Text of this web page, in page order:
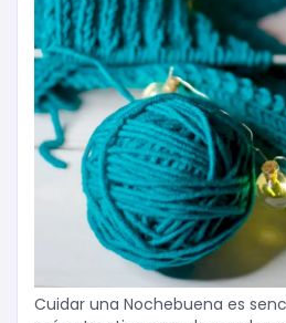
Cuidar una Nochebuena es